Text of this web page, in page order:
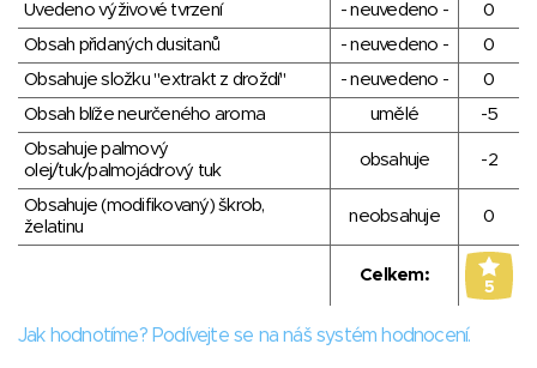
Uvedeno výživové tvrzení
- neuvedeno -
0
Obsah přidaných dusitanů
- neuvedeno -
0
Obsahuje složku "extrakt z droždí"
- neuvedeno -
0
Obsah blíže neurčeného aroma
umělé
-5
Obsahuje palmový
olej/tuk/palmojádrový tuk
obsahuje -2
Obsahuje (modifikovaný) škrob,
želatinu
neobsahuje 0
Celkem:
5
Jak hodnotíme? Podívejte se na náš systém hodnocení.